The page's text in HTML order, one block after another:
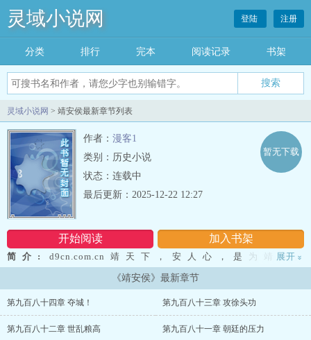
灵域小说网 登陆 注册
分类 排行 完本 阅读记录 书架
灵域小说网 > 靖安侯最新章节列表
作者： 漫客1
类别：历史小说
状态：连载中
开始阅读 加入书架
暂无下载
最后更新：2025-12-22 12:27
简介:
d9cn.com.cn靖天下，安人心，是为靖安。
——————————江都府甘泉书院，学子陈清被人殴杀。同窗沈
毅莫名蒙冤坐罪，于县衙之中被衙差棒打至濒死。阴冷的大牢之中，
ik258.net年轻的沈毅含冤而死，另一个陌生的灵魂在他的身体里苏
的沈毅睁开眼睛，他还没有来得及开始观望这个时代，就不得不面临
展开 »
《靖安侯》最新章节
第九百八十四章 夺城！ 第九百八十三章 攻徐头功
第九百八十二章 世乱粮高 第九百八十一章 朝廷的压力